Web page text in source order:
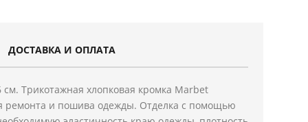
ДОСТАВКА И ОПЛАТА
см. Трикотажная хлопковая кромка Marbet
ремонта и пошива одежды. Отделка с помощью